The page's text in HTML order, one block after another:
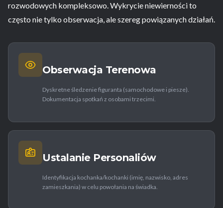
rozwodowych kompleksowo. Wykrycie niewierności to
często nie tylko obserwacja, ale szereg powiązanych działań.
Obserwacja Terenowa
Dyskretne śledzenie figuranta (samochodowe i piesze).
Dokumentacja spotkań z osobami trzecimi.
Ustalanie Personaliów
Identyfikacja kochanka/kochanki (imię, nazwisko, adres
zamieszkania) w celu powołania na świadka.